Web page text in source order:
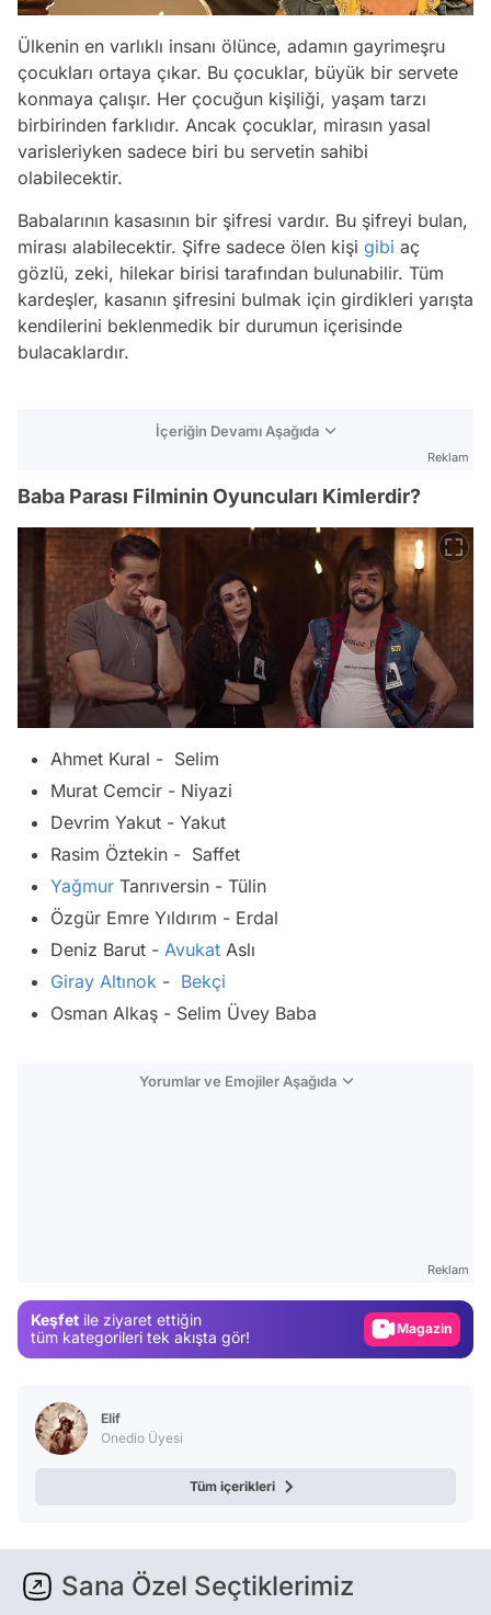
Ülkenin en varlıklı insanı ölünce, adamın gayrimeşru
çocukları ortaya çıkar. Bu çocuklar, büyük bir servete
konmaya çalışır. Her çocuğun kişiliği, yaşam tarzı
birbirinden farklıdır. Ancak çocuklar, mirasın yasal
varisleriyken sadece biri bu servetin sahibi
olabilecektir.
Babalarının kasasının bir şifresi vardır. Bu şifreyi bulan,
mirası alabilecektir. Şifre sadece ölen kişi gibi aç
gözlü, zeki, hilekar birisi tarafından bulunabilir. Tüm
kardeşler, kasanın şifresini bulmak için girdikleri yarışta
kendilerini beklenmedik bir durumun içerisinde
bulacaklardır.
İçeriğin Devamı Aşağıda
Reklam
Baba Parası Filminin Oyuncuları Kimlerdir?
Ahmet Kural - Selim
Murat Cemcir - Niyazi
Devrim Yakut - Yakut
Rasim Öztekin - Saffet
Yağmur Tanrıversin - Tülin
Özgür Emre Yıldırım - Erdal
Deniz Barut - Avukat Aslı
Giray Altınok - Bekçi
Osman Alkaş - Selim Üvey Baba
Yorumlar ve Emojiler Aşağıda
Reklam
Keşfet ile ziyaret ettiğin
tüm kategorileri tek akışta gör!
Magazin
Elif
Onedio Üyesi
Tüm içerikleri
Sana Özel Seçtiklerimiz